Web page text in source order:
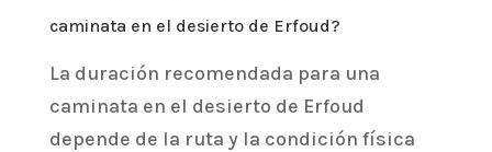
caminata en el desierto de Erfoud?
La duración recomendada para una
caminata en el desierto de Erfoud
depende de la ruta y la condición física